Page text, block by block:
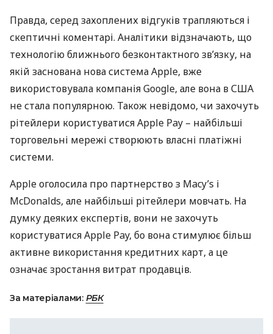
Правда, серед захоплених відгуків трапляються і
скептичні коментарі. Аналітики відзначають, що
технологію ближнього безконтактного зв’язку, на
якій заснована нова система Apple, вже
використовувала компанія Google, але вона вСША
не стала популярною. Також невідомо, чи захочуть
рітейлери користуватися Apple Pay – найбільші
торговельні мережі створюють власні платіжні
системи.
Apple оголосила про партнерство з Macy’s і
McDonalds, але найбільші рітейлери мовчать. На
думку деяких експертів, вони не захочуть
користуватися Apple Pay, бо вона стимулює більш
активне використання кредитних карт, а це
означає зростання витрат продавців.
За матеріалами: РБК